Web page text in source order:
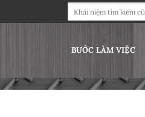
kiếm:
BƯỚC LÀM VIỆC